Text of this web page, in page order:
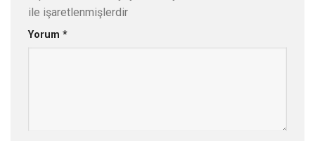
ile işaretlenmişlerdir
Yorum *